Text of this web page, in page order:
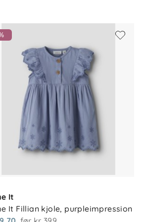
It
It Fillian kjole, purpleimpression